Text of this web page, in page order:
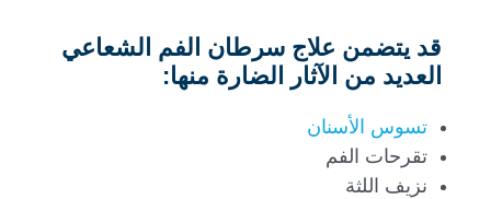
قد يتضمن علاج سرطان الفم الشعاعي
العديد من الآثار الضارة منها:
تسوس الأسنان
تقرحات الفم
نزيف اللثة